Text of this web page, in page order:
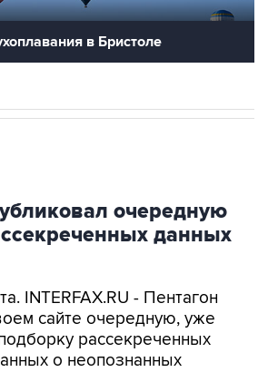
в Бристоле
очередную
данных
INTERFAX.RU - Пентагон
сайте очередную, уже
рассекреченных
о неопознанных